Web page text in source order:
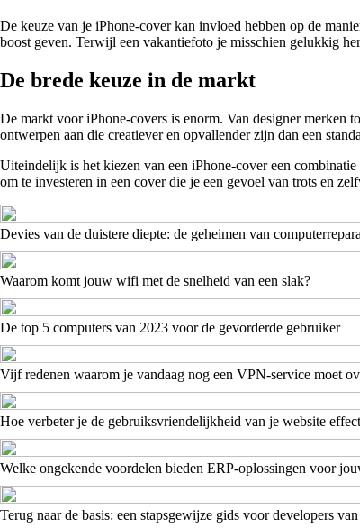
De keuze van je iPhone-cover kan invloed hebben op de
boost geven. Terwijl een vakantiefoto je misschien gelukkig
De brede keuze in de markt
De markt voor iPhone-covers is enorm. Van designer merken
ontwerpen aan die creatiever en opvallender zijn dan een
Uiteindelijk is het kiezen van een iPhone-cover een
om te investeren in een cover die je een gevoel van trots en
Devies van de duistere diepte: de geheimen van
Waarom komt jouw wifi met de snelheid van een slak?
De top 5 computers van 2023 voor de gevorderde gebruiker
Vijf redenen waarom je vandaag nog een VPN-service moet
Hoe verbeter je de gebruiksvriendelijkheid van je website
Welke ongekende voordelen bieden ERP-oplossingen voor
Terug naar de basis: een stapsgewijze gids voor developers